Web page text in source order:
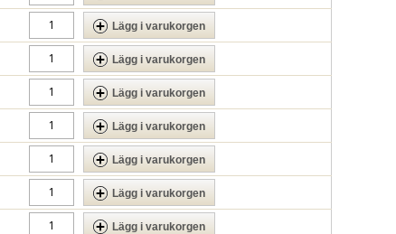
Lägg i varukorgen
Lägg i varukorgen
Lägg i varukorgen
Lägg i varukorgen
Lägg i varukorgen
Lägg i varukorgen
Lägg i varukorgen